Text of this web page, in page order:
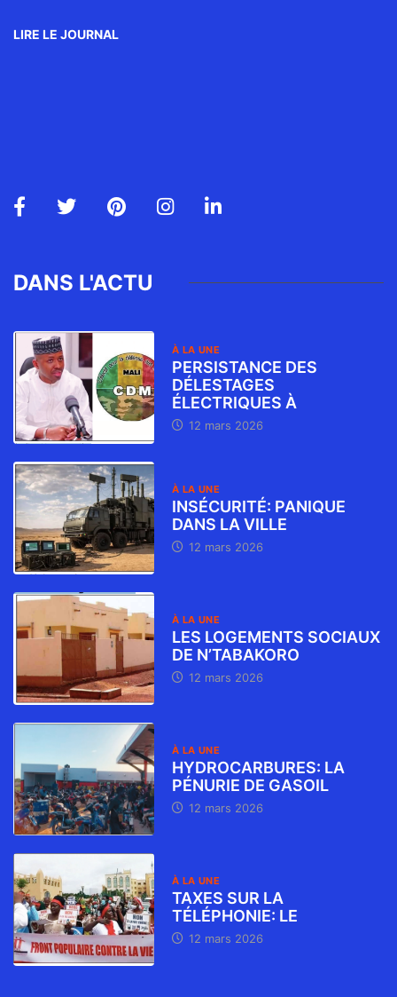
LIRE LE JOURNAL
DANS L'ACTU
À LA UNE
PERSISTANCE DES
DÉLESTAGES
ÉLECTRIQUES À
12 mars 2026
À LA UNE
INSÉCURITÉ: PANIQUE
DANS LA VILLE
12 mars 2026
À LA UNE
LES LOGEMENTS SOCIAUX
DE N’TABAKORO
12 mars 2026
À LA UNE
HYDROCARBURES: LA
PÉNURIE DE GASOIL
12 mars 2026
À LA UNE
TAXES SUR LA
TÉLÉPHONIE: LE
12 mars 2026